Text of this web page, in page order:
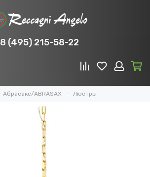
8 (495) 215-58-22
Абрасакс/ABRASAX Люстры